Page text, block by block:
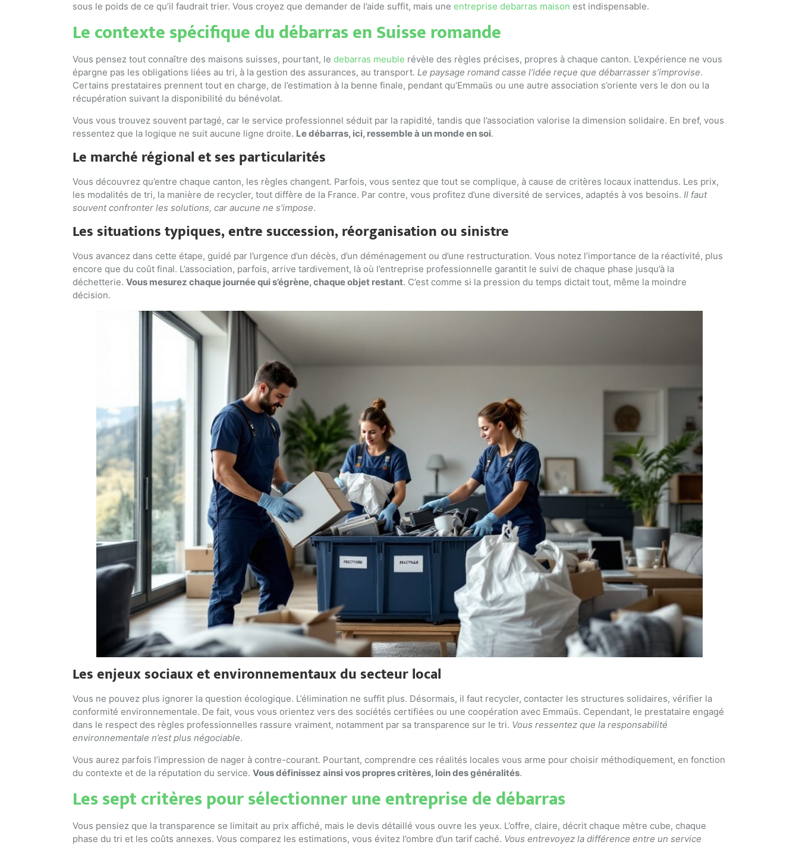
sous le poids de ce qu’il faudrait trier. Vous croyez que demander de l’aide suffit, mais une entreprise debarras maison est indispensable.
Le contexte spécifique du débarras en Suisse romande
Vous pensez tout connaître des maisons suisses, pourtant, le debarras meuble révèle des règles précises, propres à chaque canton. L’expérience ne vous
épargne pas les obligations liées au tri, à la gestion des assurances, au transport. Le paysage romand casse l’idée reçue que débarrasser s’improvise.
Certains prestataires prennent tout en charge, de l’estimation à la benne finale, pendant qu’Emmaüs ou une autre association s’oriente vers le don ou la
récupération suivant la disponibilité du bénévolat.
Vous vous trouvez souvent partagé, car le service professionnel séduit par la rapidité, tandis que l’association valorise la dimension solidaire. En bref, vous
ressentez que la logique ne suit aucune ligne droite. Le débarras, ici, ressemble à un monde en soi.
Le marché régional et ses particularités
Vous découvrez qu’entre chaque canton, les règles changent. Parfois, vous sentez que tout se complique, à cause de critères locaux inattendus. Les prix,
les modalités de tri, la manière de recycler, tout diffère de la France. Par contre, vous profitez d’une diversité de services, adaptés à vos besoins. Il faut
souvent confronter les solutions, car aucune ne s’impose.
Les situations typiques, entre succession, réorganisation ou sinistre
Vous avancez dans cette étape, guidé par l’urgence d’un décès, d’un déménagement ou d’une restructuration. Vous notez l’importance de la réactivité, plus
encore que du coût final. L’association, parfois, arrive tardivement, là où l’entreprise professionnelle garantit le suivi de chaque phase jusqu’à la
déchetterie. Vous mesurez chaque journée qui s’égrène, chaque objet restant. C’est comme si la pression du temps dictait tout, même la moindre
décision.
Les enjeux sociaux et environnementaux du secteur local
Vous ne pouvez plus ignorer la question écologique. L’élimination ne suffit plus. Désormais, il faut recycler, contacter les structures solidaires, vérifier la
conformité environnementale. De fait, vous vous orientez vers des sociétés certifiées ou une coopération avec Emmaüs. Cependant, le prestataire engagé
dans le respect des règles professionnelles rassure vraiment, notamment par sa transparence sur le tri. Vous ressentez que la responsabilité
environnementale n’est plus négociable.
Vous aurez parfois l’impression de nager à contre-courant. Pourtant, comprendre ces réalités locales vous arme pour choisir méthodiquement, en fonction
du contexte et de la réputation du service. Vous définissez ainsi vos propres critères, loin des généralités.
Les sept critères pour sélectionner une entreprise de débarras
Vous pensiez que la transparence se limitait au prix affiché, mais le devis détaillé vous ouvre les yeux. L’offre, claire, décrit chaque mètre cube, chaque
phase du tri et les coûts annexes. Vous comparez les estimations, vous évitez l’ombre d’un tarif caché. Vous entrevoyez la différence entre un service